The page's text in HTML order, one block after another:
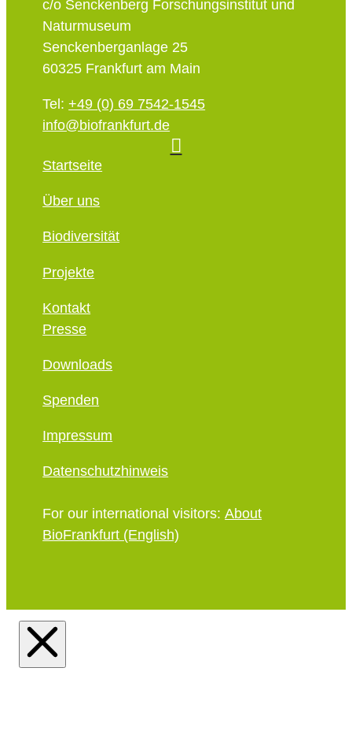
c/o Senckenberg Forschungsinstitut und
Naturmuseum
Senckenberganlage 25
60325 Frankfurt am Main
Tel:+49 (0) 69 7542-1545
info@biofrankfurt.de
Startseite
Über uns
Biodiversität
Projekte
Kontakt
Presse
Downloads
Spenden
Impressum
Datenschutzhinweis
For our international visitors:About
BioFrankfurt (English)